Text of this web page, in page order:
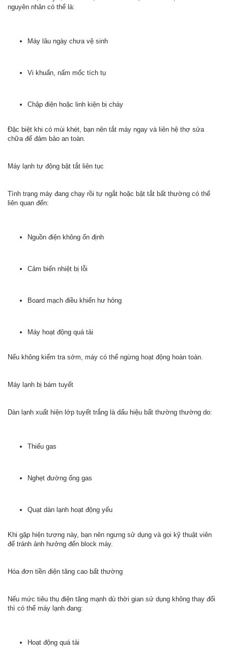
nguyên nhân có thể là:
Máy lâu ngày chưa vệ sinh
Vi khuẩn, nấm mốc tích tụ
Chập điện hoặc linh kiện bị cháy
Đặc biệt khi có mùi khét, bạn nên tắt máy ngay và liên hệ thợ sửa
chữa để đảm bảo an toàn.
Máy lạnh tự động bật tắt liên tục
Tình trạng máy đang chạy rồi tự ngắt hoặc bật tắt bất thường có thể
liên quan đến:
Nguồn điện không ổn định
Cảm biến nhiệt bị lỗi
Board mạch điều khiển hư hỏng
Máy hoạt động quá tải
Nếu không kiểm tra sớm, máy có thể ngừng hoạt động hoàn toàn.
Máy lạnh bị bám tuyết
Dàn lạnh xuất hiện lớp tuyết trắng là dấu hiệu bất thường thường do:
Thiếu gas
Nghẹt đường ống gas
Quạt dàn lạnh hoạt động yếu
Khi gặp hiện tượng này, bạn nên ngưng sử dụng và gọi kỹ thuật viên
để tránh ảnh hưởng đến block máy.
Hóa đơn tiền điện tăng cao bất thường
Nếu mức tiêu thụ điện tăng mạnh dù thời gian sử dụng không thay đổi
thì có thể máy lạnh đang:
Hoạt động quá tải